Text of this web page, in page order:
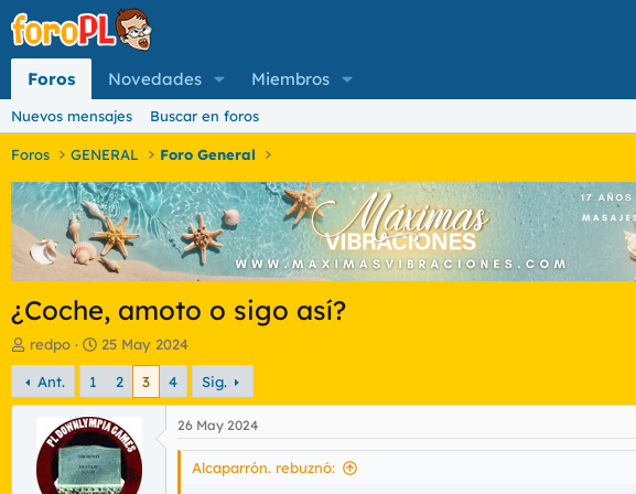
Foros Novedades Miembros
Nuevos mensajes Buscar en foros
Foros GENERAL Foro General
¿Coche, amoto o sigo así?
I
n
i
c
d
o
redpo
F
e
h
a
d
e
i
25 May 2024
Ant. 1 2 3 4 Sig.
26 May 2024
Alcaparrón. rebuznó: